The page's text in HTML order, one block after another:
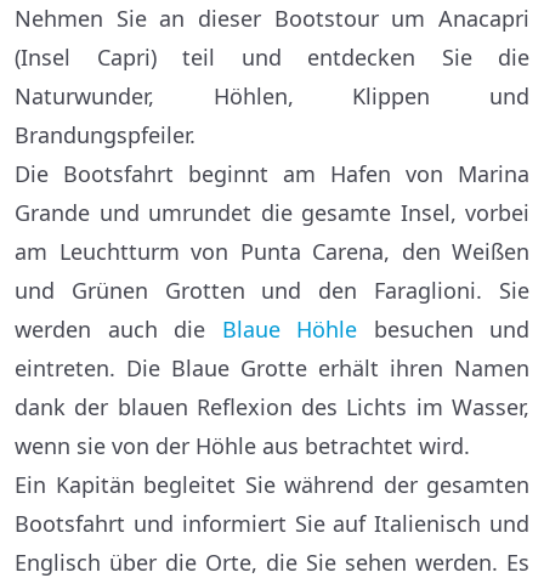
Nehmen Sie an dieser Bootstour um Anacapri
(Insel Capri) teil und entdecken Sie die
Naturwunder, Höhlen, Klippen und
Brandungspfeiler.
Die Bootsfahrt beginnt am Hafen von Marina
Grande und umrundet die gesamte Insel, vorbei
am Leuchtturm von Punta Carena, den Weißen
und Grünen Grotten und den Faraglioni. Sie
werden auch die Blaue Höhle besuchen und
eintreten. Die Blaue Grotte erhält ihren Namen
dank der blauen Reflexion des Lichts im Wasser,
wenn sie von der Höhle aus betrachtet wird.
Ein Kapitän begleitet Sie während der gesamten
Bootsfahrt und informiert Sie auf Italienisch und
Englisch über die Orte, die Sie sehen werden. Es